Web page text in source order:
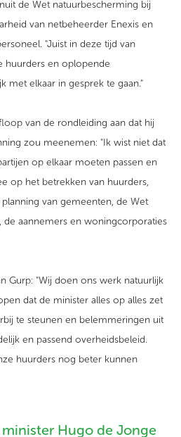
de Wet natuurbescherming bij
van netbeheerder Enexis en
"Juist in deze tijd van
huurders en oplopende
met elkaar in gesprek te gaan."
van de rondleiding aan dat hij
zou meenemen: "Ik wist niet dat
op elkaar moeten passen en
op het betrekken van huurders,
van gemeenten, de Wet
de aannemers en woningcorporaties
Gurp: "Wij doen ons werk natuurlijk
dat de minister alles op alles zet
te steunen en belemmeringen uit
en passend overheidsbeleid.
huurders nog beter kunnen
Hugo de Jonge